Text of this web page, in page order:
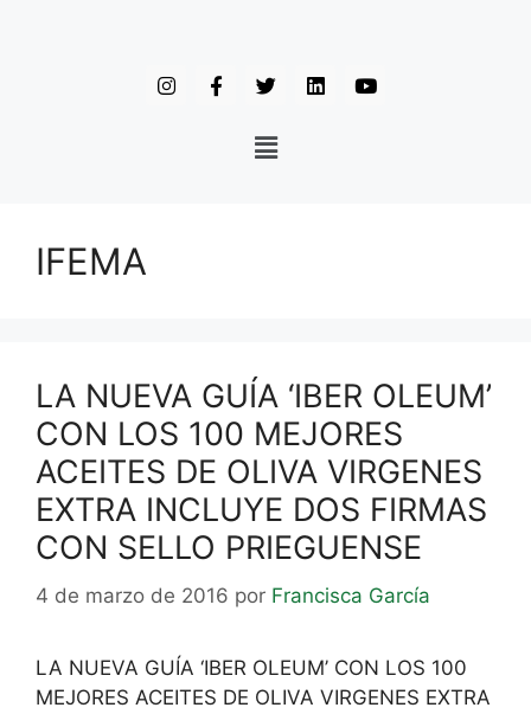
IFEMA
LA NUEVA GUÍA ‘IBER OLEUM’
CON LOS 100 MEJORES
ACEITES DE OLIVA VIRGENES
EXTRA INCLUYE DOS FIRMAS
CON SELLO PRIEGUENSE
4 de marzo de 2016 por Francisca García
LA NUEVA GUÍA ‘IBER OLEUM’ CON LOS 100
MEJORES ACEITES DE OLIVA VIRGENES EXTRA